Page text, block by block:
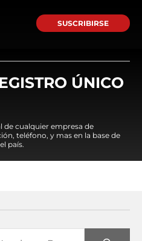
SUSCRIBIRSE
ÚNICO
de cualquier empresa de
teléfono, y mas en la base de
país.